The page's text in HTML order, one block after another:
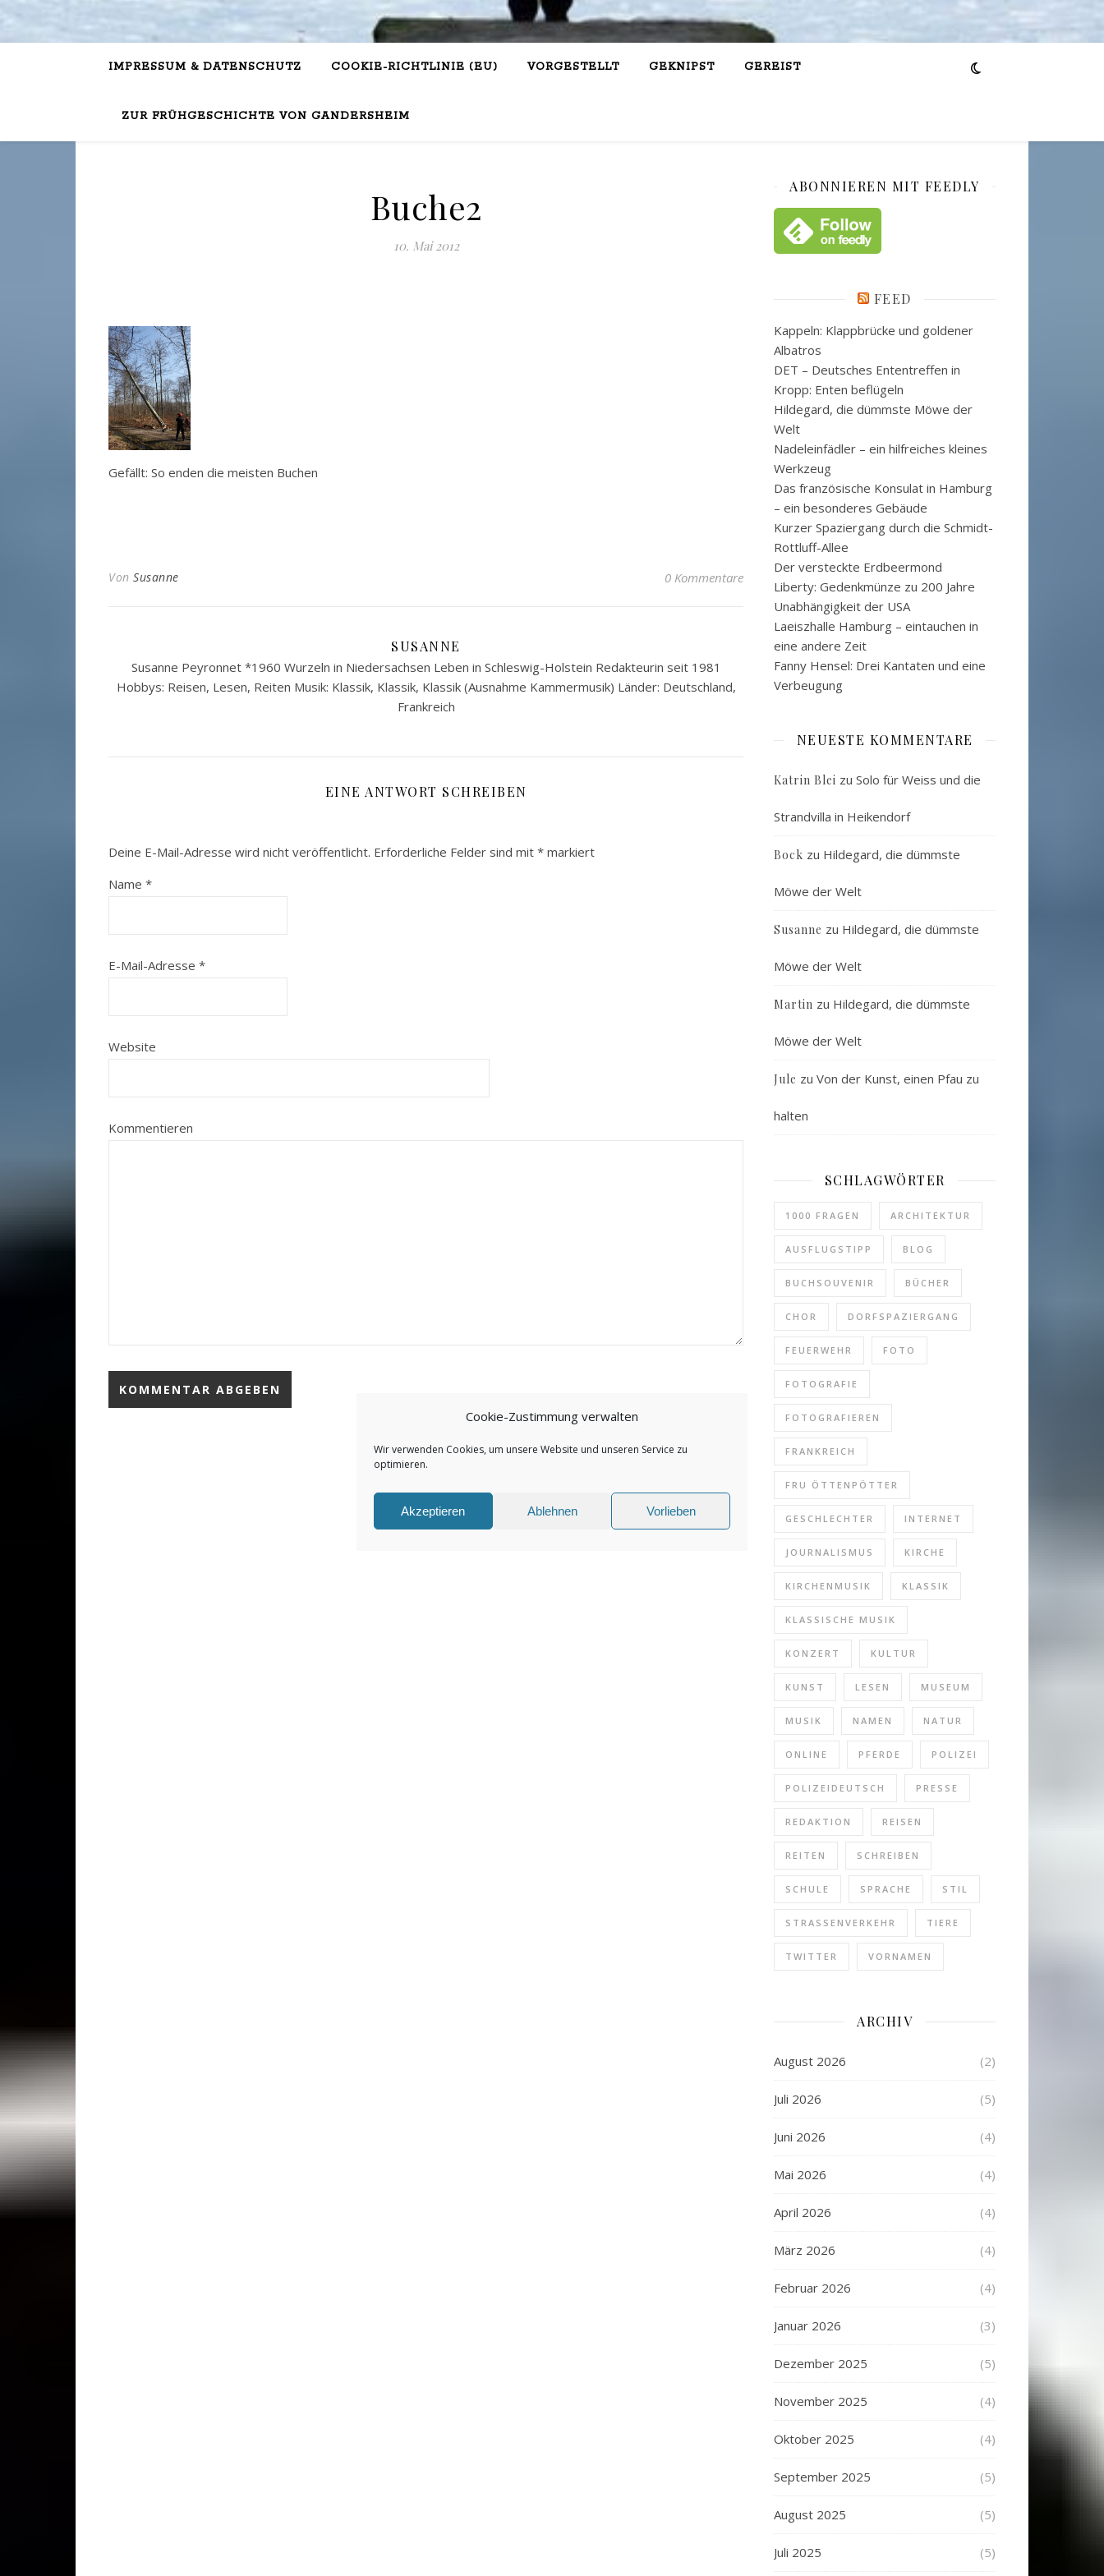
Cookie-Zustimmung verwalten
Wir verwenden Cookies, um unsere Website und unseren Service zu
optimieren.
Akzeptieren Ablehnen Vorlieben
IMPRESSUM & DATENSCHUTZ COOKIE-RICHTLINIE (EU) VORGESTELLT GEKNIPST GEREIST
ZUR FRÜHGESCHICHTE VON GANDERSHEIM
Buche2
10. Mai 2012
Gefällt: So enden die meisten Buchen
Von Susanne 0 Kommentare
SUSANNE
Susanne Peyronnet *1960 Wurzeln in Niedersachsen Leben in Schleswig-Holstein Redakteurin seit 1981
Hobbys: Reisen, Lesen, Reiten Musik: Klassik, Klassik, Klassik (Ausnahme Kammermusik) Länder: Deutschland,
Frankreich
EINE ANTWORT SCHREIBEN
Deine E-Mail-Adresse wird nicht veröffentlicht. Erforderliche Felder sind mit * markiert
Name *
E-Mail-Adresse *
Website
Kommentieren
ABONNIEREN MIT FEEDLY
FEED
Kappeln: Klappbrücke und goldener
Albatros
DET – Deutsches Ententreffen in
Kropp: Enten beflügeln
Hildegard, die dümmste Möwe der
Welt
Nadeleinfädler – ein hilfreiches kleines
Werkzeug
Das französische Konsulat in Hamburg
– ein besonderes Gebäude
Kurzer Spaziergang durch die Schmidt-
Rottluff-Allee
Der versteckte Erdbeermond
Liberty: Gedenkmünze zu 200 Jahre
Unabhängigkeit der USA
Laeiszhalle Hamburg – eintauchen in
eine andere Zeit
Fanny Hensel: Drei Kantaten und eine
Verbeugung
NEUESTE KOMMENTARE
Katrin Blei zu Solo für Weiss und die
Strandvilla in Heikendorf
Bock zu Hildegard, die dümmste
Möwe der Welt
Susanne zu Hildegard, die dümmste
Möwe der Welt
Martin zu Hildegard, die dümmste
Möwe der Welt
Jule zu Von der Kunst, einen Pfau zu
halten
SCHLAGWÖRTER
1000 FRAGEN ARCHITEKTUR
AUSFLUGSTIPP BLOG
BUCHSOUVENIR BÜCHER
CHOR DORFSPAZIERGANG
FEUERWEHR FOTO
FOTOGRAFIE
FOTOGRAFIEREN
FRANKREICH
FRU ÖTTENPÖTTER
GESCHLECHTER INTERNET
JOURNALISMUS KIRCHE
KIRCHENMUSIK KLASSIK
KLASSISCHE MUSIK
KONZERT KULTUR
KUNST LESEN MUSEUM
MUSIK NAMEN NATUR
ONLINE PFERDE POLIZEI
POLIZEIDEUTSCH PRESSE
REDAKTION REISEN
REITEN SCHREIBEN
SCHULE SPRACHE STIL
STRASSENVERKEHR TIERE
TWITTER VORNAMEN
ARCHIV
August 2026 (2)
Juli 2026 (5)
Juni 2026 (4)
Mai 2026 (4)
April 2026 (4)
März 2026 (4)
Februar 2026 (4)
Januar 2026 (3)
Dezember 2025 (5)
November 2025 (4)
Oktober 2025 (4)
September 2025 (5)
August 2025 (5)
Juli 2025 (5)